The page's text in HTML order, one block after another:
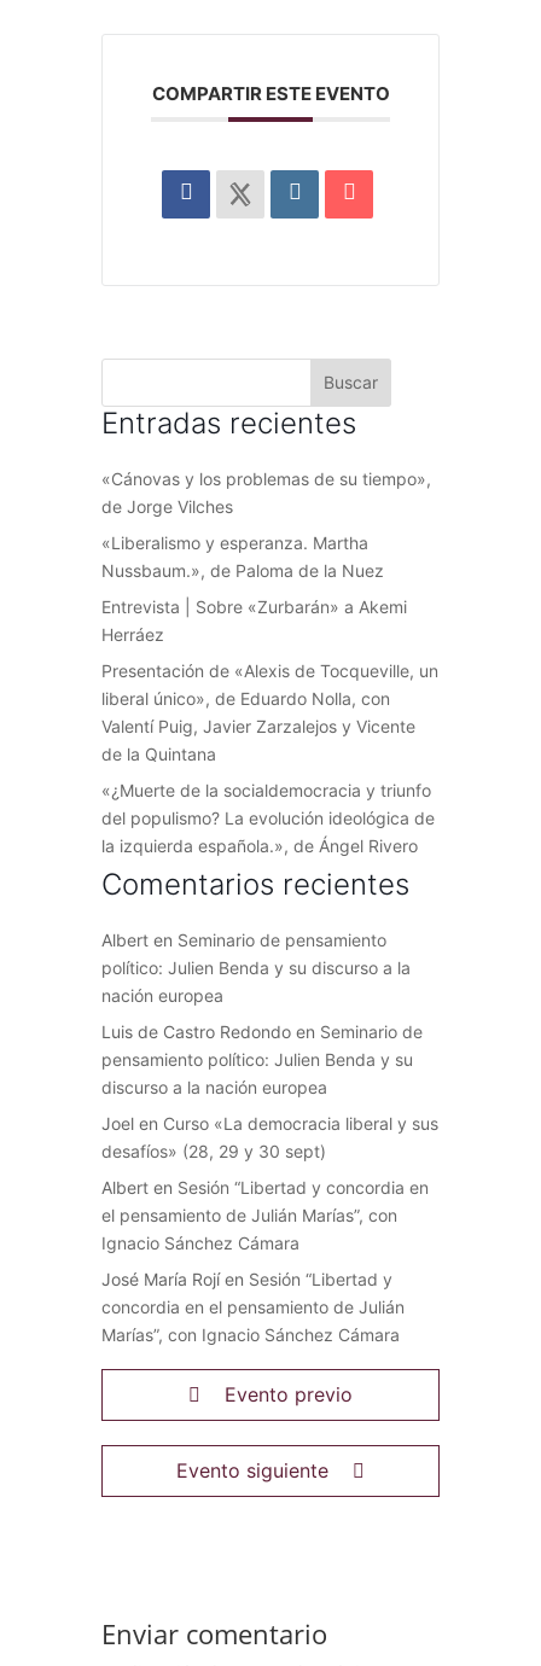
COMPARTIR ESTE EVENTO
Entradas recientes
«Cánovas y los problemas de su tiempo»,
de Jorge Vilches
«Liberalismo y esperanza. Martha
Nussbaum.», de Paloma de la Nuez
Entrevista | Sobre «Zurbarán» a Akemi
Herráez
Presentación de «Alexis de Tocqueville, un
liberal único», de Eduardo Nolla, con
Valentí Puig, Javier Zarzalejos y Vicente
de la Quintana
«¿Muerte de la socialdemocracia y triunfo
del populismo? La evolución ideológica de
la izquierda española.», de Ángel Rivero
Comentarios recientes
Albert en Seminario de pensamiento
político: Julien Benda y su discurso a la
nación europea
Luis de Castro Redondo en Seminario de
pensamiento político: Julien Benda y su
discurso a la nación europea
Joel en Curso «La democracia liberal y sus
desafíos» (28, 29 y 30 sept)
Albert en Sesión “Libertad y concordia en
el pensamiento de Julián Marías”, con
Ignacio Sánchez Cámara
José María Rojíen Sesión “Libertad y
concordia en el pensamiento de Julián
Marías”, con Ignacio Sánchez Cámara
Evento previo
Evento siguiente
Enviar comentario